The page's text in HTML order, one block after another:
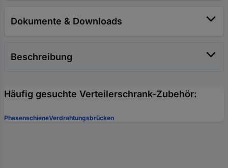
Dokumente & Downloads
Beschreibung
Häufig gesuchte Verteilerschrank-Zubehör:
PhasenschieneVerdrahtungsbrücken